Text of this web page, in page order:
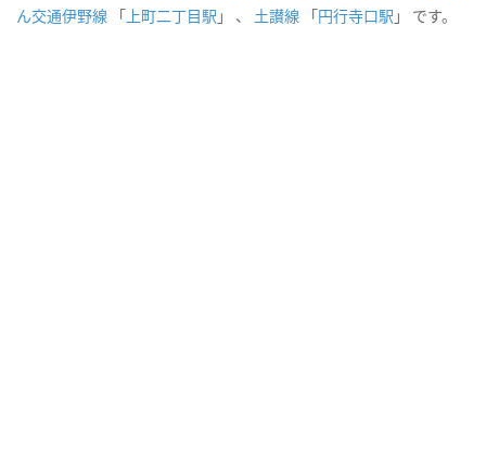
ん交通伊野線 「 上町二丁目駅 」 、 土讃線 「円行寺口駅 」 です。